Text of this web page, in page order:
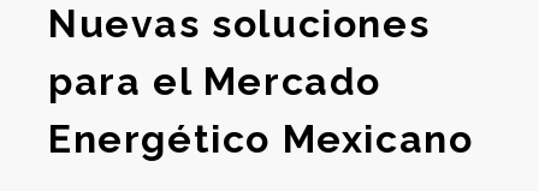
Nuevas soluciones
para el Mercado
Energético Mexicano